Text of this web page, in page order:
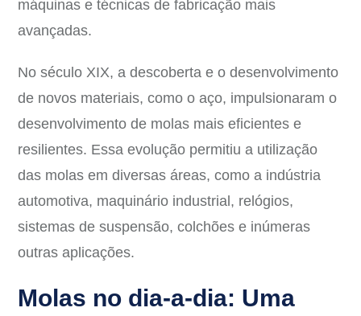
máquinas e técnicas de fabricação mais
avançadas.
No século XIX, a descoberta e o desenvolvimento
de novos materiais, como o aço, impulsionaram o
desenvolvimento de molas mais eficientes e
resilientes. Essa evolução permitiu a utilização
das molas em diversas áreas, como a indústria
automotiva, maquinário industrial, relógios,
sistemas de suspensão, colchões e inúmeras
outras aplicações.
Molas no dia-a-dia: Uma